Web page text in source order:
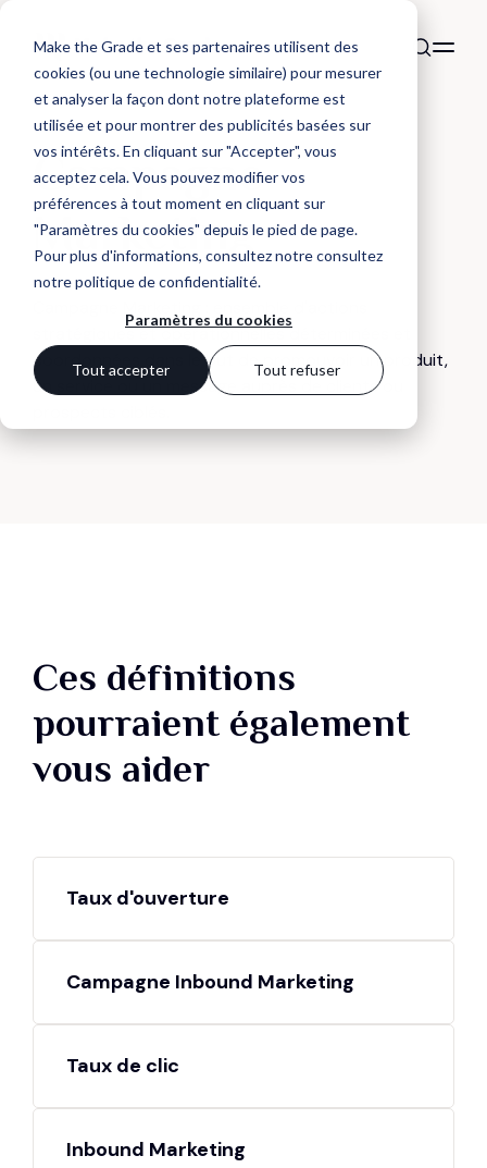
Make the Grade et ses partenaires utilisent des
cookies (ou une technologie similaire) pour mesurer
et analyser la façon dont notre plateforme est
utilisée et pour montrer des publicités basées sur
vos intérêts. En cliquant sur "Accepter", vous
acceptez cela. Vous pouvez modifier vos
préférences à tout moment en cliquant sur
"Paramètres du cookies" depuis le pied de page.
Pour plus d'informations, consultez notreconsultez
notre politique de confidentialité.
Paramètres du cookies
Tout accepter Tout refuser
DÉFINITION
Campagne
Marketing
stratégiques et opérationnelles déterminées et
coordonnées dans le but de promouvoir un produit,
un service ou un message auprès de clients ou
Ces définitions
pourraient également
vous aider
Taux d'ouverture
Campagne Inbound Marketing
Taux de clic
Inbound Marketing